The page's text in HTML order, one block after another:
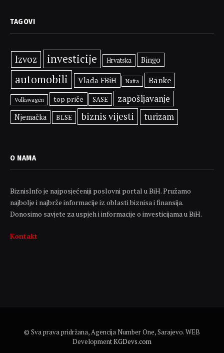
TAGOVI
Izvoz investicije Hrvatska Bingo
automobili Vlada FBiH Nafta Banke
Volkswagen top priče SASE zapošljavanje
Njemačka BLSE biznis vijesti turizam
O NAMA
BiznisInfo je najposjećeniji poslovni portal u BiH. Pružamo
najbolje i najbrže informacije iz oblasti biznisa i finansija.
Donosimo savjete za uspjeh i informacije o investicijama u BiH.
Kontakt
© Sva prava pridržana, Agencija Number One, Sarajevo. WEB
DevelopmentKGDevs.com